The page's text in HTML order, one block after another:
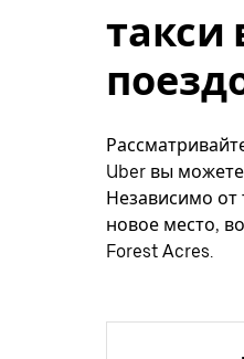
такси
Uber вы
Независимо от
новое место,
Forest Acres.